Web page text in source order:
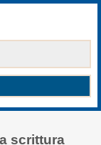
scrittura